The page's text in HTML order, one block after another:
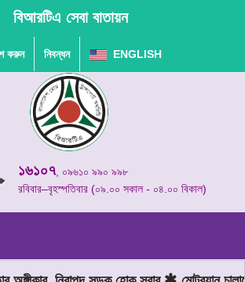
বিআরটিএ সেবা বাতায়ন
করুন নিবন্ধন ENGLISH
১৬১০৭, ০৯৬১০ ৯৯০ ৯৯৮
রবিবার–বৃহস্পতিবার (০৯.০০ সকাল - ০৪.০০ বিকাল)